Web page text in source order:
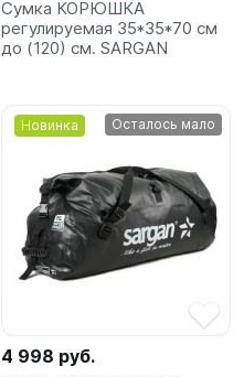
Сумка КОРЮШКА
регулируемая 35*35*70 см
до (120) см. SARGAN
Новинка Осталось мало
4 998 руб.